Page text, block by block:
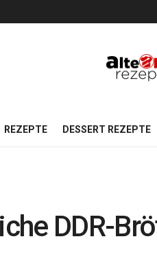
REZEPTE DESSERT REZEPTE
DDR-